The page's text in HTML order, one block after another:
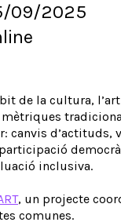
09/2025
de la cultura,
canvis d’actituds,
inclusiva.
, un projecte
comunes.